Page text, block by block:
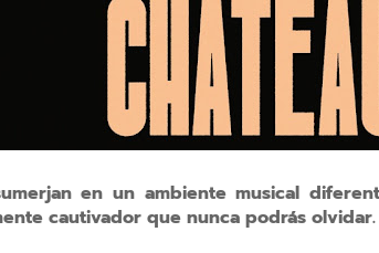
en un ambiente musical
cautivador que nunca podrás olvidar.